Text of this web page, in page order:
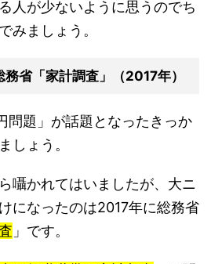
人が少ないように思うのでち
みましょう。
省「家計調査」（2017年）
問題」が話題となったきっか
しょう。
囁かれてはいましたが、大ニ
になったのは2017年に総務省
」です。